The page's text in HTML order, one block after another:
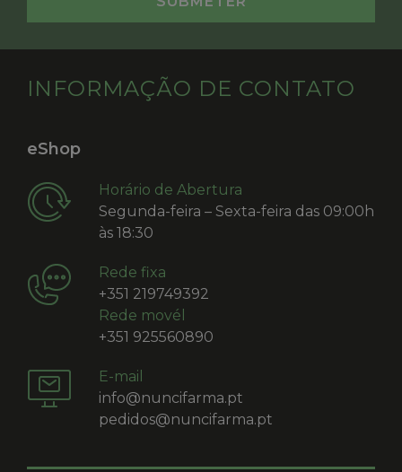
INFORMAÇÃO DE CONTATO
eShop
Horário de Abertura
Segunda-feira – Sexta-feira das 09:00h
às 18:30
Rede fixa
+351 219749392
Rede movél
+351 925560890
E-mail
info@nuncifarma.pt
pedidos@nuncifarma.pt